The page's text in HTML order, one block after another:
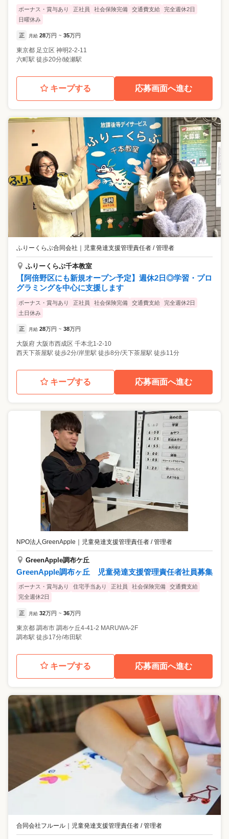
ボーナス・賞与あり 正社員 社会保険完備 交通費支給
完全週休2日
日曜休み
正 月給 28万円 ~ 35万円
東京都 足立区 神明2-2-11
六町駅 徒歩20分/綾瀬駅
キープする 応募画面へ進む
ふりーくらぶ合同会社 児童発達支援管理責任者 / 管理者
ふりーくらぶ千本教室
【阿倍野区にも新規オープン予定】週休2日◎学習・プロ
グラミングを中心に支援します
ボーナス・賞与あり 正社員 社会保険完備 交通費支給
完全週休2日
土日休み
正 月給 28万円 ~ 38万円
大阪府 大阪市西成区 千本北1-2-10
西天下茶屋駅 徒歩2分/岸里駅 徒歩8分/天下茶屋駅 徒歩11分
キープする 応募画面へ進む
NPO法人GreenApple ｜ 児童発達支援管理責任者 / 管理者
GreenApple調布ケ丘
GreenApple調布ヶ丘 児童発達支援管理責任者社員募集
ボーナス・賞与あり 住宅手当あり 正社員 社会保険完備
交通費支給
完全週休2日
正 月給 32万円 ~ 36万円
東京都 調布市 調布ケ丘4-41-2 MARUWA-2F
調布駅 徒歩17分/布田駅
キープする 応募画面へ進む
合同会社フルール 児童発達支援管理責任者 / 管理者